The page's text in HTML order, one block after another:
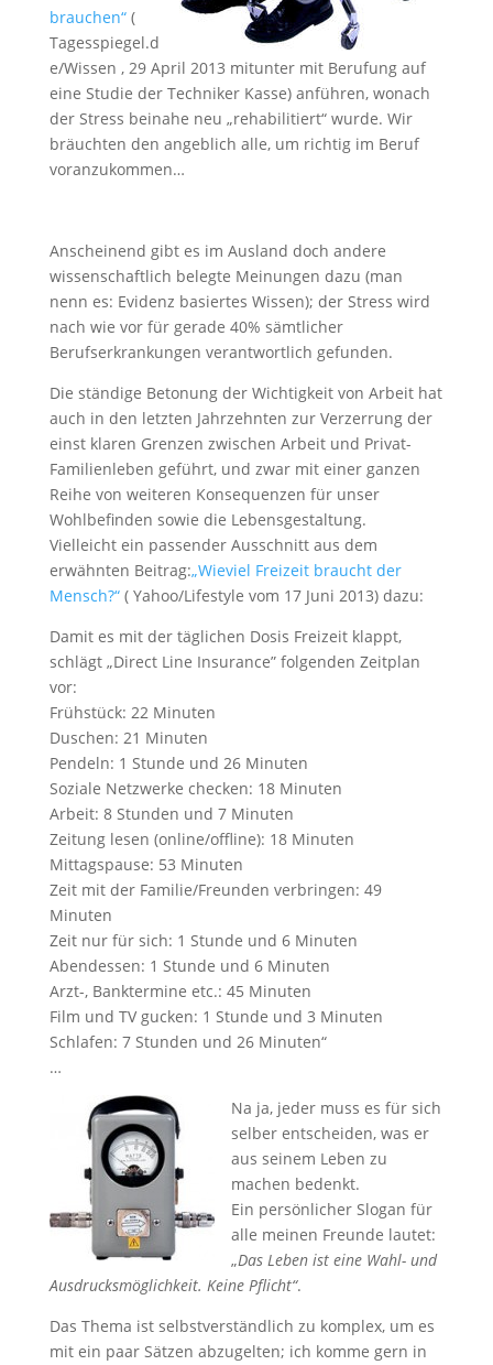
brauchen“(
Tagesspiegel.d
e/Wissen , 29 April 2013 mitunter mit Berufung auf
eine Studie der Techniker Kasse) anführen, wonach
der Stress beinahe neu „rehabilitiert“ wurde. Wir
bräuchten den angeblich alle, um richtig im Beruf
voranzukommen…
Anscheinend gibt es im Ausland doch andere
wissenschaftlich belegte Meinungen dazu (man
nenn es: Evidenz basiertes Wissen); der Stress wird
nach wie vor für gerade 40% sämtlicher
Berufserkrankungen verantwortlich gefunden.
Die ständige Betonung der Wichtigkeit von Arbeit hat
auch in den letzten Jahrzehnten zur Verzerrung der
einst klaren Grenzen zwischen Arbeit und Privat-
Familienleben geführt, und zwar mit einer ganzen
Reihe von weiteren Konsequenzen für unser
Wohlbefinden sowie die Lebensgestaltung.
Vielleicht ein passender Ausschnitt aus dem
erwähnten Beitrag:„Wieviel Freizeit braucht der
Mensch?“( Yahoo/Lifestyle vom 17 Juni 2013) dazu:
Damit es mit der täglichen Dosis Freizeit klappt,
schlägt „Direct Line Insurance” folgenden Zeitplan
vor:
Frühstück: 22 Minuten
Duschen: 21 Minuten
Pendeln: 1 Stunde und 26 Minuten
Soziale Netzwerke checken: 18 Minuten
Arbeit: 8 Stunden und 7 Minuten
Zeitung lesen (online/offline): 18 Minuten
Mittagspause: 53 Minuten
Zeit mit der Familie/Freunden verbringen: 49
Minuten
Zeit nur für sich: 1 Stunde und 6 Minuten
Abendessen: 1 Stunde und 6 Minuten
Arzt-, Banktermine etc.: 45 Minuten
Film und TV gucken: 1 Stunde und 3 Minuten
Schlafen: 7 Stunden und 26 Minuten“
…
Na ja, jeder muss es für sich
selber entscheiden, was er
aus seinem Leben zu
machen bedenkt.
Ein persönlicher Slogan für
alle meinen Freunde lautet:
„Das Leben ist eine Wahl- und
Ausdrucksmöglichkeit. Keine Pflicht“.
Das Thema ist selbstverständlich zu komplex, um es
mit ein paar Sätzen abzugelten; ich komme gern in